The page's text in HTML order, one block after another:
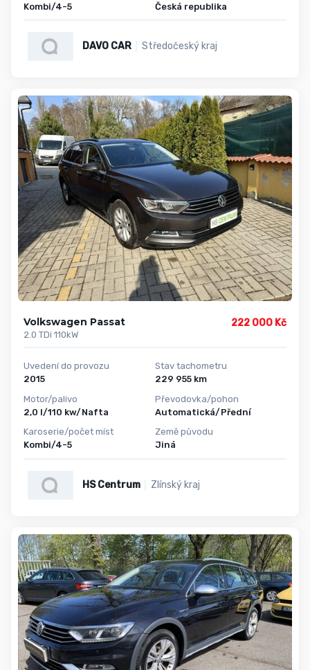
Kombi/4-5
Česká republika
DAVO CAR Středočeský kraj
Volkswagen Passat
2.0 TDi 110kW
222 000 Kč
Uvedení do provozu
2015
Motor/palivo
2,0 l/110 kw/Nafta
Karoserie/počet míst
Kombi/4-5
Stav tachometru
229 955 km
Převodovka/pohon
Automatická/Přední
Země původu
Jiná
HS Centrum Zlínský kraj